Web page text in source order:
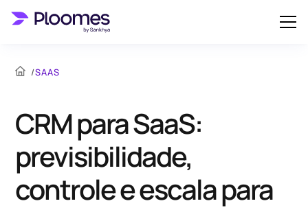
/SAAS
CRM para SaaS:
previsibilidade,
controle e escala para